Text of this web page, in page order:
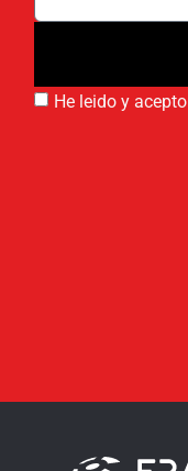
He leido y